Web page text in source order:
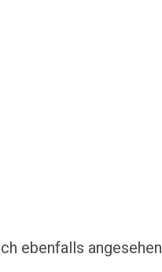
ebenfalls angesehen